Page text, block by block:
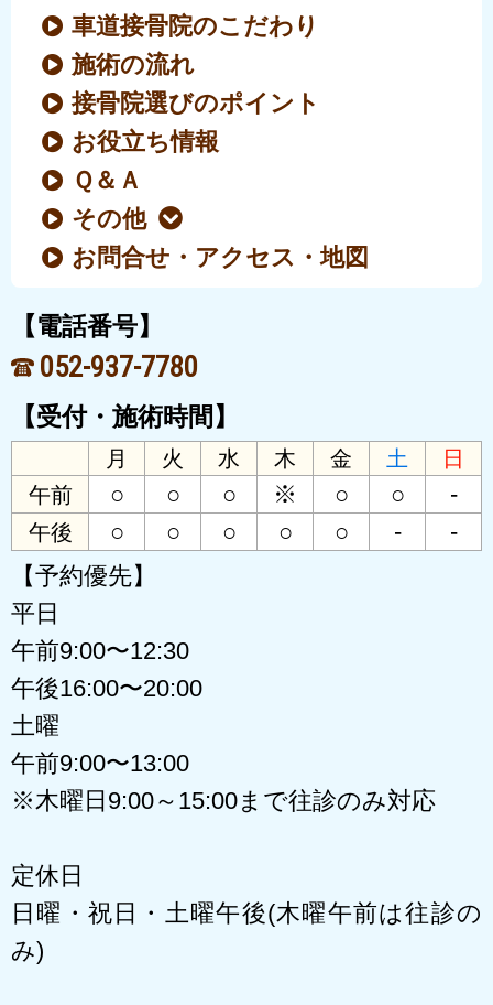
車道接骨院のこだわり
施術の流れ
接骨院選びのポイント
お役立ち情報
Ｑ＆Ａ
その他
お問合せ・アクセス・地図
【電話番号】
052-937-7780
【受付・施術時間】
月 火 水 木 金 土
日
午前
○ ○ ○ ※ ○ ○ -
午後 ○ ○ ○ ○ ○ -
-
【予約優先】
平日
午前9:00〜12:30
午後16:00〜20:00
土曜
午前9:00〜13:00
※木曜日9:00～15:00まで往診のみ対応
定休日
日曜・祝日・土曜午後(木曜午前は往診の
み)